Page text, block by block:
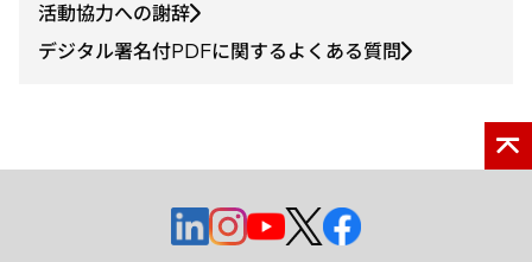
活動協力への謝辞
デジタル署名付PDFに関するよくある質問
新
し
新
新
し
新
し
新